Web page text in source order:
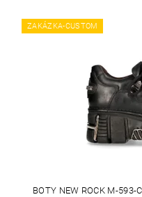
ZAKÁZKA-CUSTOM
BOTY NEW ROCK M-593-